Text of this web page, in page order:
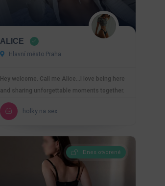
ALICE
Hlavní město Praha
Hey welcome. Call me Alice…I love being here
and sharing unforgettable moments together.
I am fun,…
holky na sex
Dnes otvorené